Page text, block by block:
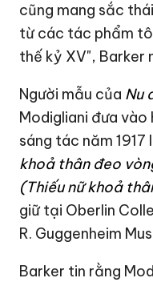
cũng mang sắc
từ các tác phẩm
thế kỷ XV", Barker
Người mẫu của Nu
Modigliani đưa
sáng tác năm 1917
khoả thân đeo
(Thiếu nữ khoả
giữ tại Oberlin
R. Guggenheim
Barker tin rằng